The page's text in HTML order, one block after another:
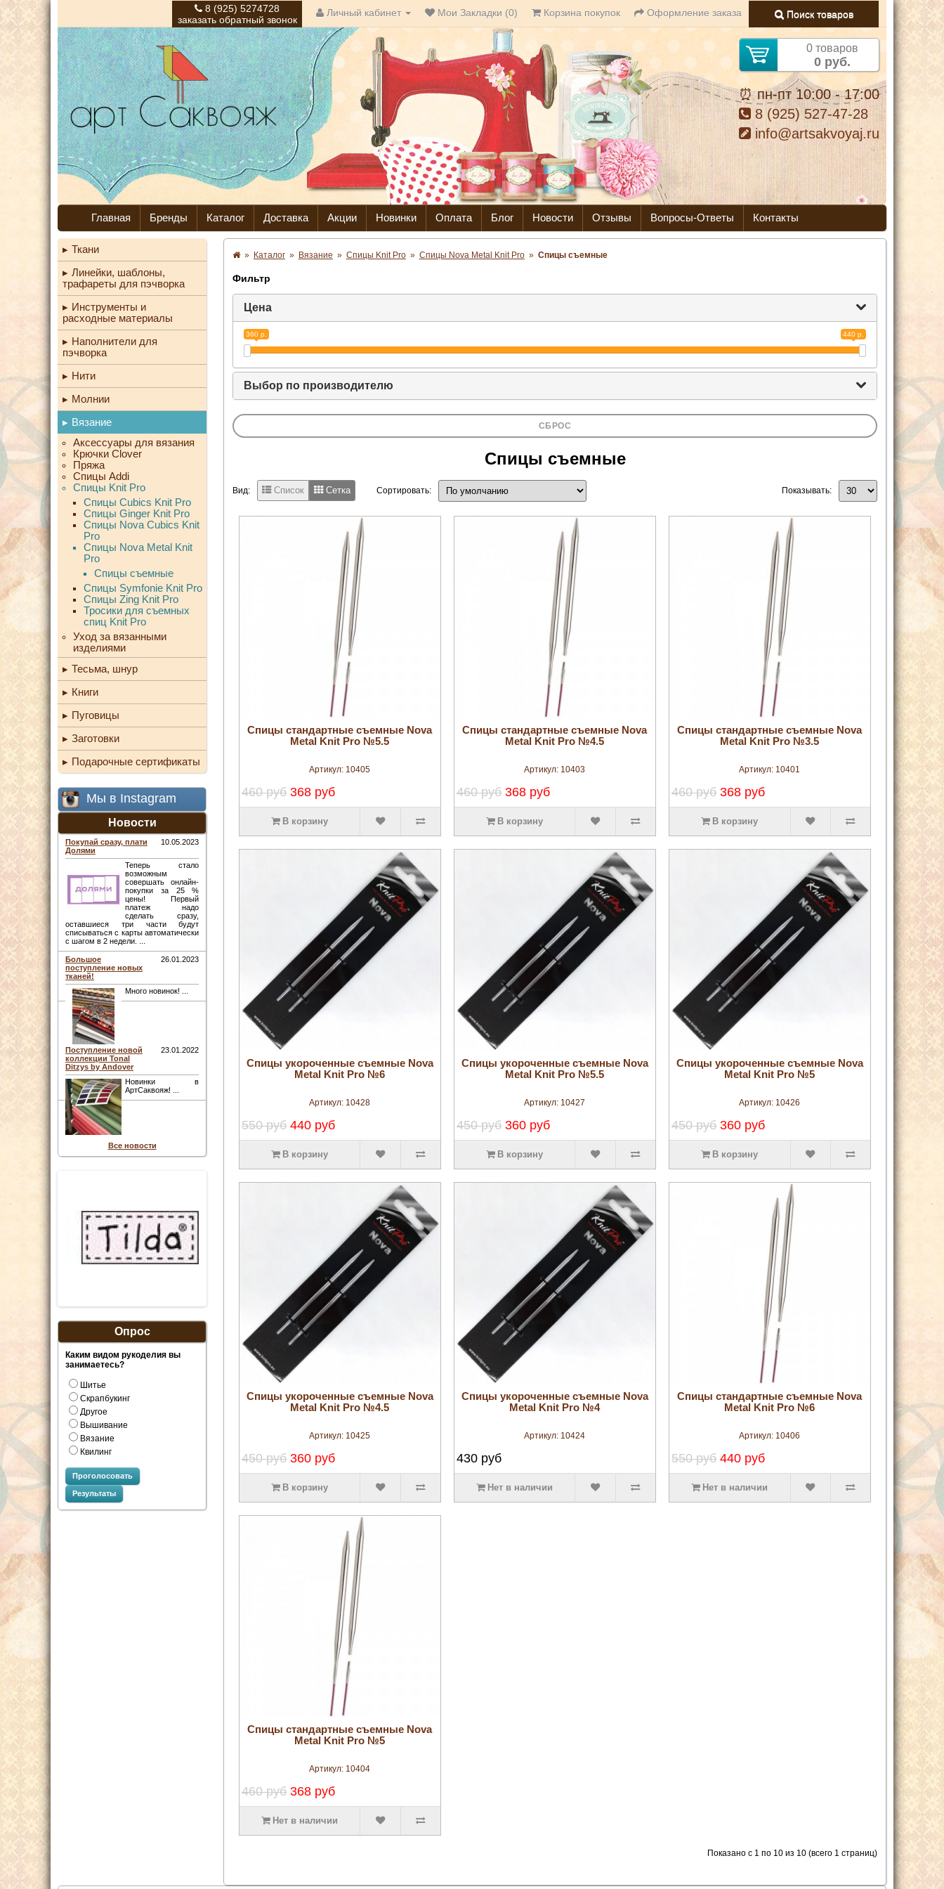
8 (925) 5274728
заказать обратный звонок
Личный кабинет Мои Закладки (0) Корзина покупок Оформление заказа Поиск товаров
0 товаров
0 руб.
⏰ пн-пт 10:00 - 17:00
8 (925) 527-47-28
info@artsakvoyaj.ru
Главная Бренды Каталог Доставка Акции Новинки Оплата Блог Новости Отзывы Вопросы-Ответы Контакты
Ткани
Линейки, шаблоны,
трафареты для пэчворка
Инструменты и
расходные материалы
Наполнители для
пэчворка
Нити
Молнии
Вязание
Аксессуары для вязания
Крючки Clover
Пряжа
Спицы Addi
Спицы Knit Pro
Спицы Cubics Knit Pro
Спицы Ginger Knit Pro
Спицы Nova Cubics Knit
Pro
Спицы Nova Metal Knit
Pro
Спицы съемные
Спицы Symfonie Knit Pro
Спицы Zing Knit Pro
Тросики для съемных
спиц Knit Pro
Уход за вязанными
изделиями
Тесьма, шнур
Книги
Пуговицы
Заготовки
Подарочные сертификаты
Мы в Instagram
Новости
Покупай сразу, плати
Долями
10.05.2023
Теперь стало
возможным
совершать онлайн-
покупки за 25 %
цены! Первый
платеж надо
сделать сразу,
оставшиеся три части будут
списываться с карты автоматически
с шагом в 2 недели. ...
Большое
поступление новых
тканей!
26.01.2023
Много новинок! ...
Поступление новой
коллекции Tonal
Ditzys by Andover
23.01.2022
Новинки в
АртСаквояж! ...
Все новости
Опрос
Каким видом рукоделия вы
занимаетесь?
Шитье
Скрапбукинг
Другое
Вышивание
Вязание
Квилинг
Проголосовать
Результаты
» Каталог » Вязание » Спицы Knit Pro » Спицы Nova Metal Knit Pro » Спицы съемные
Фильтр
Цена
360 р. 440 р.
Выбор по производителю
СБРОС
Спицы съемные
Вид: Список Сетка Сортировать: Показывать:
увеличить
Спицы стандартные съемные Nova
Metal Knit Pro №5.5
Артикул: 10405
460 руб 368 руб
В корзину
увеличить
Спицы стандартные съемные Nova
Metal Knit Pro №4.5
Артикул: 10403
460 руб 368 руб
В корзину
увеличить
Спицы стандартные съемные Nova
Metal Knit Pro №3.5
Артикул: 10401
460 руб 368 руб
В корзину
увеличить
Спицы укороченные съемные Nova
Metal Knit Pro №6
Артикул: 10428
550 руб 440 руб
В корзину
увеличить
Спицы укороченные съемные Nova
Metal Knit Pro №5.5
Артикул: 10427
450 руб 360 руб
В корзину
увеличить
Спицы укороченные съемные Nova
Metal Knit Pro №5
Артикул: 10426
450 руб 360 руб
В корзину
увеличить
Спицы укороченные съемные Nova
Metal Knit Pro №4.5
Артикул: 10425
450 руб 360 руб
В корзину
увеличить
Спицы укороченные съемные Nova
Metal Knit Pro №4
Артикул: 10424
430 руб
Нет в наличии
увеличить
Спицы стандартные съемные Nova
Metal Knit Pro №6
Артикул: 10406
550 руб 440 руб
Нет в наличии
увеличить
Спицы стандартные съемные Nova
Metal Knit Pro №5
Артикул: 10404
460 руб 368 руб
Нет в наличии
Показано с 1 по 10 из 10 (всего 1 страниц)